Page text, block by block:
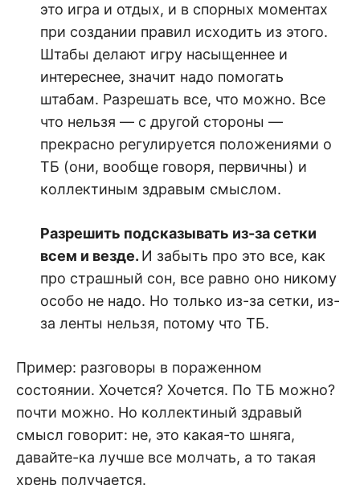
это игра и отдых, и в спорных моментах
при создании правил исходить из этого.
Штабы делают игру насыщеннее и
интереснее, значит надо помогать
штабам. Разрешать все, что можно. Все
что нельзя — с другой стороны —
прекрасно регулируется положениями о
ТБ (они, вообще говоря, первичны) и
коллектиным здравым смыслом.
Разрешить подсказывать из-за сетки
всем и везде. И забыть про это все, как
про страшный сон, все равно оно никому
особо не надо. Но только из-за сетки, из-
за ленты нельзя, потому что ТБ.
Пример: разговоры в пораженном
состоянии. Хочется? Хочется. По ТБ можно?
почти можно. Но коллектиный здравый
смысл говорит: не, это какая-то шняга,
давайте-ка лучше все молчать, а то такая
хрень получается.